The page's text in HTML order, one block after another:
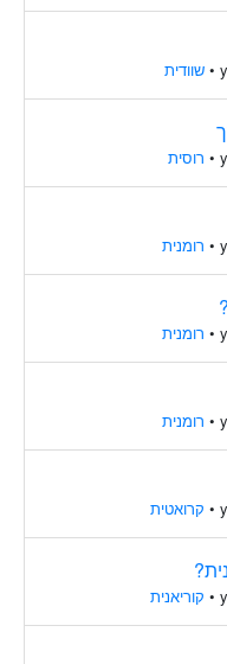
• שוודית
• רוסית
• רומנית
• רומנית
• רומנית
• קרואטית
• קוריאנית